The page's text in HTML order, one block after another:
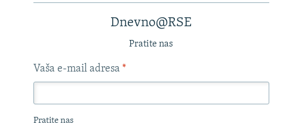
Dnevno@RSE
Pratite nas
Vaša e-mail adresa *
Pratite nas